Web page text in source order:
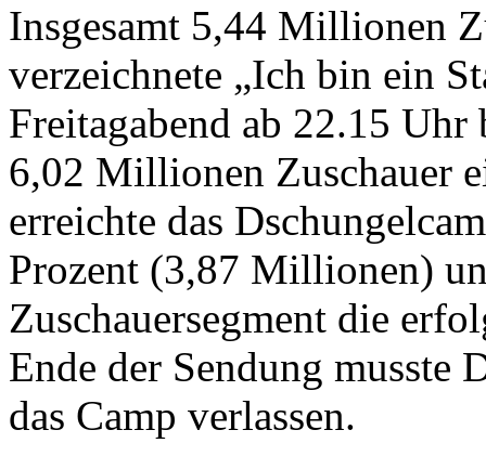
Insgesamt 5,44 Millionen
verzeichnete „Ich bin ein
Freitagabend ab 22.15
6,02 Millionen Zuschauer
erreichte das
Prozent (3,87 Millionen)
Zuschauersegment die
Ende der Sendung musste
das Camp verlassen.